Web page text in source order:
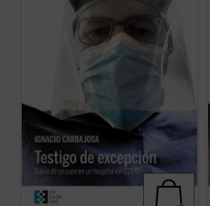
solo día a causa del COVID-19: 950 en toda
España, una tercera parte en Madrid. Eran
los peores días de la pandemia. Los
hospitales estaban colapsados (...) ...